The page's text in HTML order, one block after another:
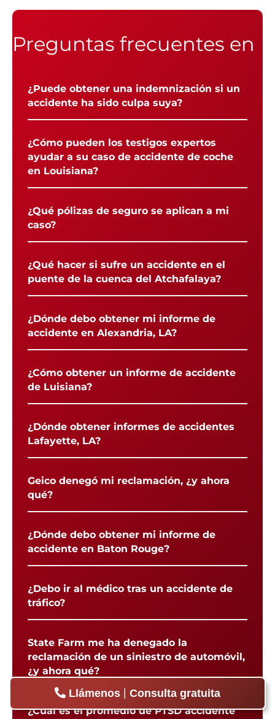
Preguntas frecuentes en
¿Puede obtener una indemnización si un
accidente ha sido culpa suya?
¿Cómo pueden los testigos expertos
ayudar a su caso de accidente de coche
en Louisiana?
¿Qué pólizas de seguro se aplican a mi
caso?
¿Qué hacer si sufre un accidente en el
puente de la cuenca del Atchafalaya?
¿Dónde debo obtener mi informe de
accidente en Alexandria, LA?
¿Cómo obtener un informe de accidente
de Luisiana?
¿Dónde obtener informes de accidentes
Lafayette, LA?
Geico denegó mi reclamación, ¿y ahora
qué?
¿Dónde debo obtener mi informe de
accidente en Baton Rouge?
¿Debo ir al médico tras un accidente de
tráfico?
State Farm me ha denegado la
reclamación de un siniestro de automóvil,
¿y ahora qué?
¿Cuál es el promedio de PTSD accidente
Llámenos Consulta gratuita